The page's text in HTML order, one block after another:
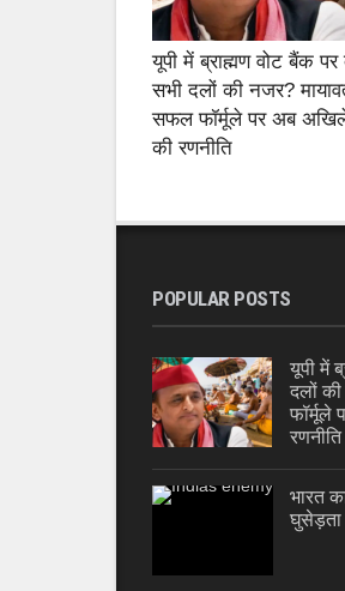
यूपी में ब्राह्मण वोट बैंक पर
सभी दलों की नजर?
सफल फॉर्मूले पर अब
की रणनीति
POPULAR POSTS
यूपी में
दलों
फॉर्मूले
रणनीति
भारत